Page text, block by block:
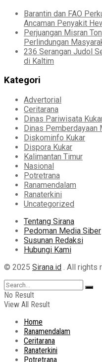
Barantin dan FAO
Ancaman Penyakit
Perjuangan Misran
Perlindungan
236 Serangan Judol
di Kaltim
Kategori
Advertorial
Ceritarana
Dinas Pariwisata
Dinas Pemberdayaan
Diskominfo Kukar
Dispora Kukar
Kalimantan Timur
Nasional
Potretrana
Ranamendalam
Ranaterkini
Uncategorized
Tentang Sirana
Pedoman Media Siber
Susunan Redaksi
Hubungi Kami
© 2025 Sirana.id . All rights
No Result
View All Result
Home
Ranamendalam
Ceritarana
Ranaterkini
Potretrana